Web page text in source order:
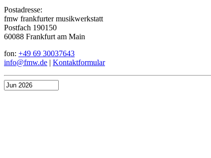
Postadresse:
fmw frankfurter musikwerkstatt
Postfach 190150
60088 Frankfurt am Main
fon: +49 69 30037643
info@fmw.de | Kontaktformular